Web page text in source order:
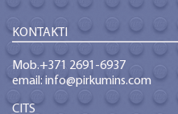
KONTAKTI
Mob.+371 2691-6937
email: info@pirkumins.com
CITS